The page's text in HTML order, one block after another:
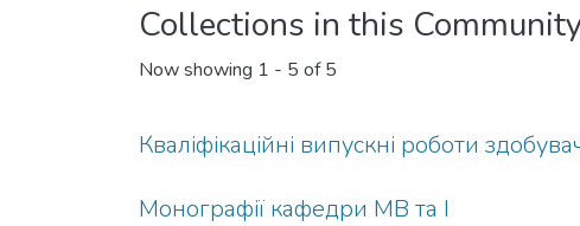
Collections in this
Now showing 1 - 5 of 5
Кваліфікаційні випускні роботи
Монографії кафедри МВ та І